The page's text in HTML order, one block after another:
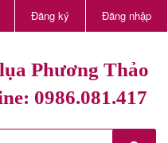
Đăng ký Đăng nhập
Phương Thảo
0986.081.417